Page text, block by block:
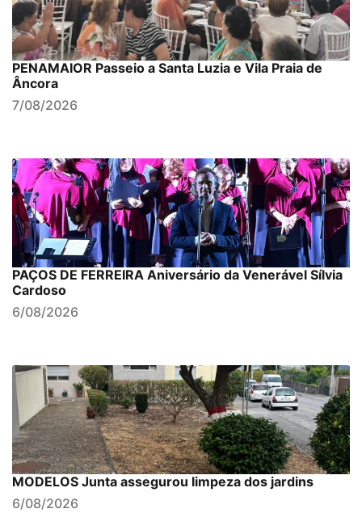
PENAMAIOR Passeio a Santa Luzia e Vila Praia de
Âncora
7/08/2026
PAÇOS DE FERREIRA Aniversário da Venerável Sílvia
Cardoso
6/08/2026
MODELOS Junta assegurou limpeza dos jardins
6/08/2026